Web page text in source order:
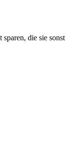
die sie sonst